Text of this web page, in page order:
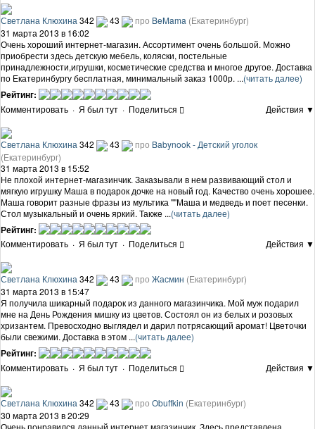
Светлана Клюхина 342 43 про BeMama (Екатеринбург)
31 марта 2013 в 16:02
Очень хороший интернет-магазин. Ассортимент очень большой. Можно
приобрести здесь детскую мебель, коляски, постельные
принадлежности,игрушки, косметические средства и многое другое. Доставка
по Екатеринбургу бесплатная, минимальный заказ 1000р. ...(читать далее)
Рейтинг:
Комментировать · Я был тут · Поделиться Действия ▼
Светлана Клюхина 342 43 про Babynook - Детский уголок
(Екатеринбург)
31 марта 2013 в 15:52
Не плохой интернет-магазинчик. Заказывали в нем развивающий стол и
мягкую игрушку Маша в подарок дочке на новый год. Качество очень хорошее.
Маша говорит разные фразы из мультика ""Маша и медведь и поет песенки.
Стол музыкальный и очень яркий. Также ...(читать далее)
Рейтинг:
Комментировать · Я был тут · Поделиться Действия ▼
Светлана Клюхина 342 43 про Жасмин (Екатеринбург)
31 марта 2013 в 15:47
Я получила шикарный подарок из данного магазинчика. Мой муж подарил
мне на День Рождения мишку из цветов. Состоял он из белых и розовых
хризантем. Превосходно выглядел и дарил потрясающий аромат! Цветочки
были свежими. Доставка в этом ...(читать далее)
Рейтинг:
Комментировать · Я был тут · Поделиться Действия ▼
Светлана Клюхина 342 43 про Obuffkin (Екатеринбург)
30 марта 2013 в 20:29
Очень понравился данный интернет магазинчик. Здесь представлена